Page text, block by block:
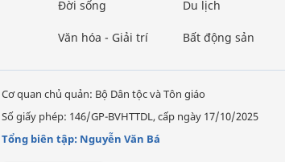
Đời sống
Văn hóa - Giải trí
Du lịch
Bất động sản
Cơ quan chủ quản: Bộ Dân tộc và Tôn giáo
Số giấy phép: 146/GP-BVHTTDL, cấp ngày 17/10/2025
Tổng biên tập: Nguyễn Văn Bá